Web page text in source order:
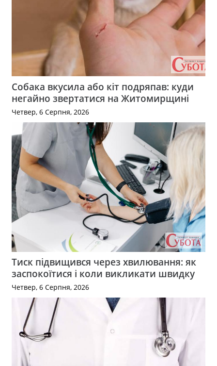
Собака вкусила або кіт подряпав: куди
негайно звертатися на Житомирщині
Четвер, 6 Серпня, 2026
Тиск підвищився через хвилювання: як
заспокоїтися і коли викликати швидку
Четвер, 6 Серпня, 2026